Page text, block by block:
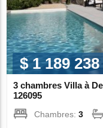
$ 1 189 238
3 chambres Villa à
126095
Chambres:3